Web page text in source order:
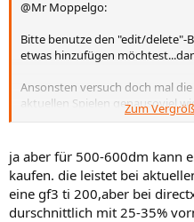
@Mr Moppelgo:
Bitte benutze den "edit/delete"-
etwas hinzufügen
Ansonsten versuch doch mal
aktuellen Spielen genausoviel
über 500DM und läßt sich,
Quasar
Zum
ja aber für 500-600dm kann
kaufen. die leistet bei
eine gf3 ti 200,aber bei
durschnittlich mit 25-35%